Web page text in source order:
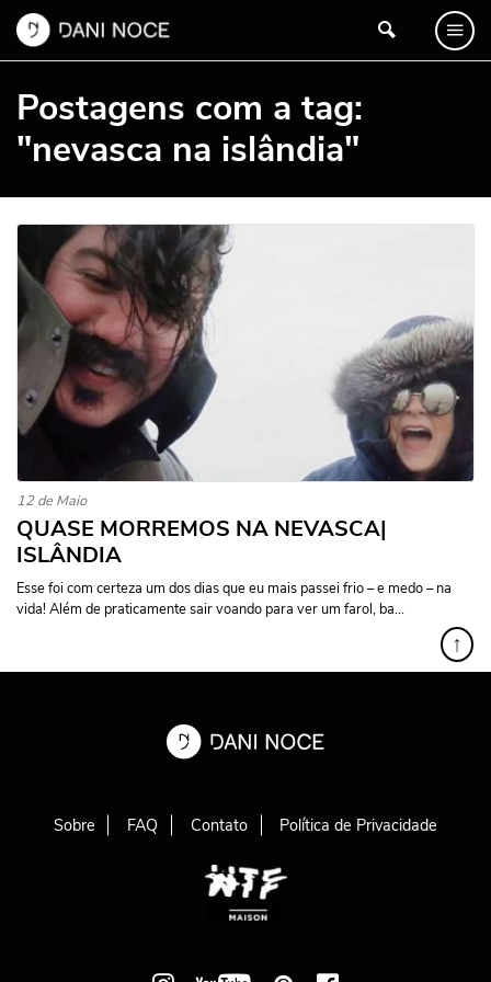
Postagens com a tag:
"nevasca na islândia"
12 de Maio
QUASE MORREMOS NA NEVASCA|
ISLÂNDIA
Esse foi com certeza um dos dias que eu mais passei frio – e medo – na
vida! Além de praticamente sair voando para ver um farol, ba...
↑
Sobre FAQ Contato Política de Privacidade